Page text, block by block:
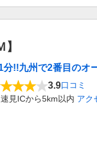
分!!九州で2番目のオ
3.9口コミ
見ICから5km以内 アク